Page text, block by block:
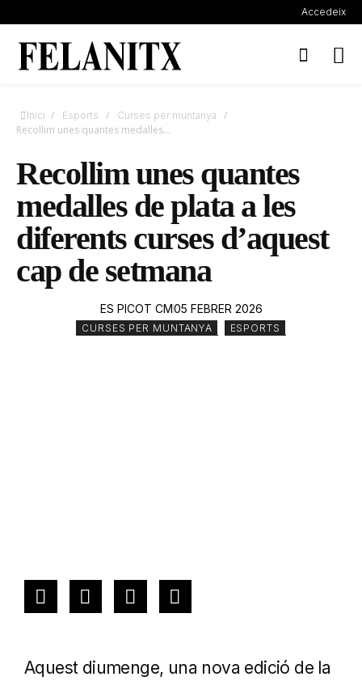
Accedeix
Inici / Esports / Curses per muntanya
/
Recollim unes quantes medalles...
Recollim unes quantes
medalles de plata a les
diferents curses d’aquest
cap de setmana
ES PICOT CM05 FEBRER 2026
CURSES PER MUNTANYA ESPORTS
Aquest diumenge, una nova edició de la